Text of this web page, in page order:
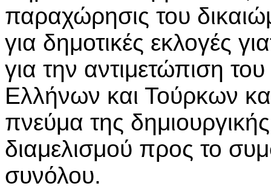
παραχώρησις του
για δημοτικές εκλογές
για την αντιμετώπιση
Ελλήνων και Τούρκων
πνεύμα της
διαμελισμού προς το
συνόλου.